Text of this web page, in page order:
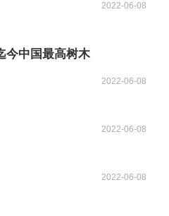
2022-06-08
今中国最高树木
2022-06-08
2022-06-08
2022-06-08